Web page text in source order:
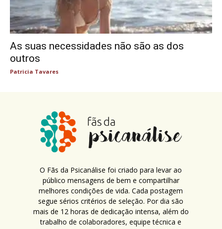
As suas necessidades não são as dos
outros
Patricia Tavares
O Fãs da Psicanálise foi criado para levar ao
público mensagens de bem e compartilhar
melhores condições de vida. Cada postagem
segue sérios critérios de seleção. Por dia são
mais de 12 horas de dedicação intensa, além do
trabalho de colaboradores, equipe técnica e